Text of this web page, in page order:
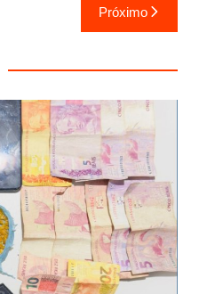
Próximo